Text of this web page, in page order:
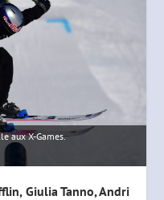
aux X-Games.
Giulia Tanno, Andri